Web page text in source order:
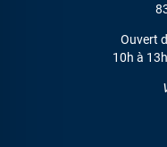
Ouvert
10h à